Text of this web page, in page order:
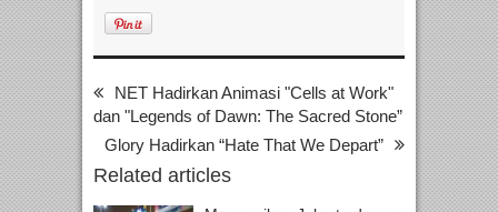
NET Hadirkan Animasi "Cells at Work"
dan "Legends of Dawn: The Sacred Stone”
Glory Hadirkan “Hate That We Depart”
Related articles